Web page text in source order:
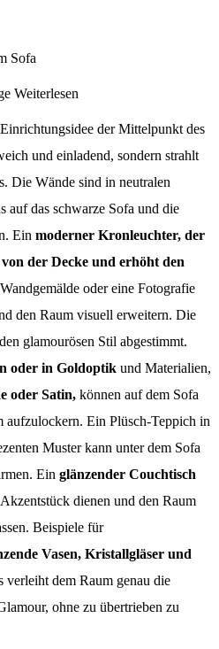
Weiterlesen
der Mittelpunkt des
und einladend, sondern strahlt
Die Wände sind in neutralen
auf das schwarze Sofa und die
Ein moderner Kronleuchter, der
der Decke und erhöht den
oder eine Fotografie
den Raum visuell erweitern. Die
glamourösen Stil abgestimmt.
oder in Goldoptik und Materialien,
oder Satin, können auf dem Sofa
aufzulockern. Ein Plüsch-Teppich in
Muster kann unter dem Sofa
Ein glänzender Couchtisch
dienen und den Raum
Beispiele für
Vasen, Kristallgläser und
verleiht dem Raum genau die
ohne zu übertrieben zu